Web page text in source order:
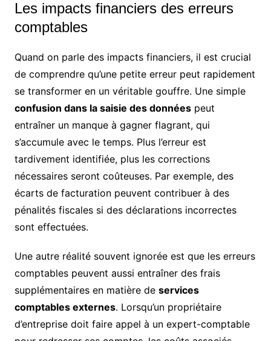
Les impacts financiers des erreurs
comptables
Quand on parle des impacts financiers, il est crucial
de comprendre qu’une petite erreur peut rapidement
se transformer en un véritable gouffre. Une simple
confusion dans la saisie des donnéespeut
entraîner un manque à gagner flagrant, qui
s’accumule avec le temps. Plus l’erreur est
tardivement identifiée, plus les corrections
nécessaires seront coûteuses. Par exemple, des
écarts de facturation peuvent contribuer à des
pénalités fiscales si des déclarations incorrectes
sont effectuées.
Une autre réalité souvent ignorée est que les erreurs
comptables peuvent aussi entraîner des frais
supplémentaires en matière de services
comptables externes. Lorsqu’un propriétaire
d’entreprise doit faire appel à un expert-comptable